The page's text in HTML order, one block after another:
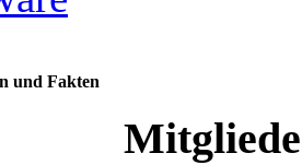
und Fakten